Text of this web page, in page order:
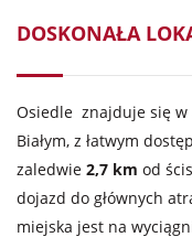
DOSKONAŁA
Osiedle znajduje się w
Białym, z łatwym
zaledwie 2,7 km od
dojazd do głównych
miejska jest na